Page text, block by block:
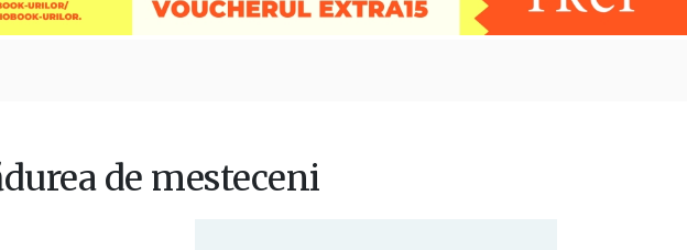
de mesteceni